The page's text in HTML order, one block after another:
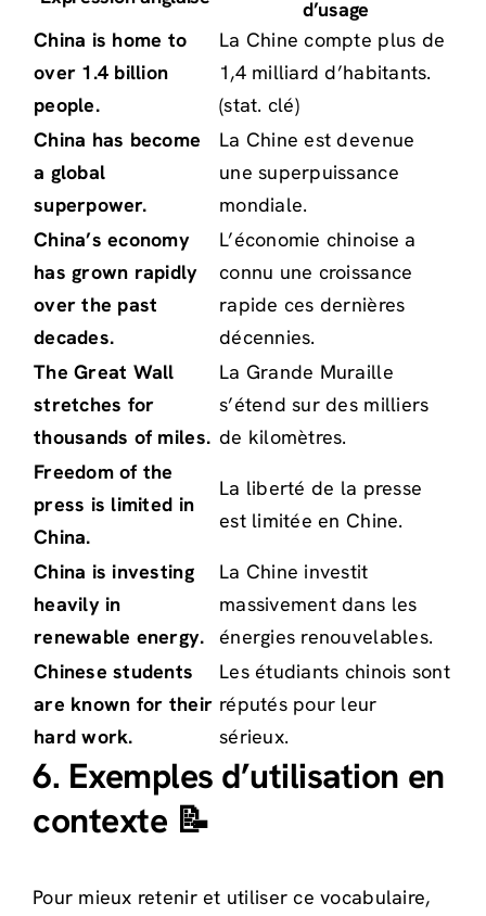
d’usage
China is home to
over 1.4 billion
people.
La Chine compte plus de
1,4 milliard d’habitants.
(stat. clé)
China has become
a global
superpower.
La Chine est devenue
une superpuissance
mondiale.
China’s economy
has grown rapidly
over the past
decades.
L’économie chinoise a
connu une croissance
rapide ces dernières
décennies.
The Great Wall
stretches for
thousands of miles.
La Grande Muraille
s’étend sur des milliers
de kilomètres.
Freedom of the
press is limited in
China.
La liberté de la presse
est limitée en Chine.
China is investing
heavily in
renewable energy.
La Chine investit
massivement dans les
énergies renouvelables.
Chinese students
are known for their
hard work.
Les étudiants chinois sont
réputés pour leur
sérieux.
6. Exemples d’utilisation en
contexte 📝
Pour mieux retenir et utiliser ce vocabulaire,